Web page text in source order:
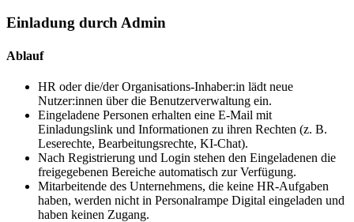
Einladung durch Admin
Ablauf
HR oder die/der Organisations-Inhaber:in lädt neue
Nutzer:innen über die Benutzerverwaltung ein.
Eingeladene Personen erhalten eine E-Mail mit
Einladungslink und Informationen zu ihren Rechten (z. B.
Leserechte, Bearbeitungsrechte, KI-Chat).
Nach Registrierung und Login stehen den Eingeladenen die
freigegebenen Bereiche automatisch zur Verfügung.
Mitarbeitende des Unternehmens, die keine HR-Aufgaben
haben, werden nicht in Personalrampe Digital eingeladen und
haben keinen Zugang.